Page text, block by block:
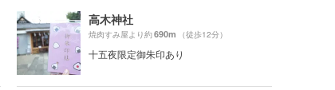
高木神社
焼肉すみ屋より約690m （徒歩12分）
十五夜限定御朱印あり